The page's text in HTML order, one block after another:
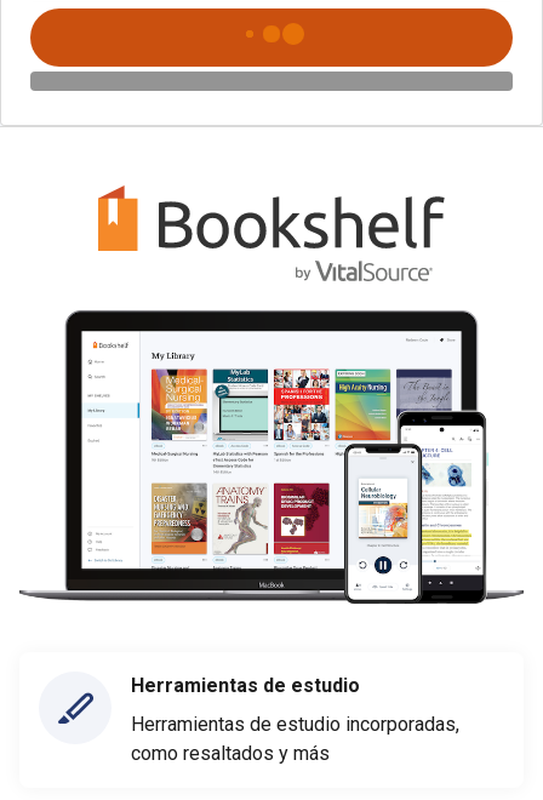
Herramientas de estudio
Herramientas de estudio incorporadas,
como resaltados y más